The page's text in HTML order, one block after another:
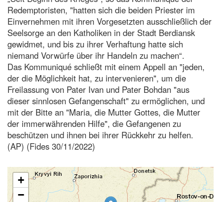
Redemptoristen, "hatten sich die beiden Priester im
Einvernehmen mit ihren Vorgesetzten ausschließlich der
Seelsorge an den Katholiken in der Stadt Berdiansk
gewidmet, und bis zu ihrer Verhaftung hatte sich
niemand Vorwürfe über ihr Handeln zu machen“.
Das Kommuniqué schließt mit einem Appell an "jeden,
der die Möglichkeit hat, zu intervenieren", um die
Freilassung von Pater Ivan und Pater Bohdan "aus
dieser sinnlosen Gefangenschaft" zu ermöglichen, und
mit der Bitte an "Maria, die Mutter Gottes, die Mutter
der immerwährenden Hilfe", die Gefangenen zu
beschützen und ihnen bei ihrer Rückkehr zu helfen.
(AP) (Fides 30/11/2022)
+
−